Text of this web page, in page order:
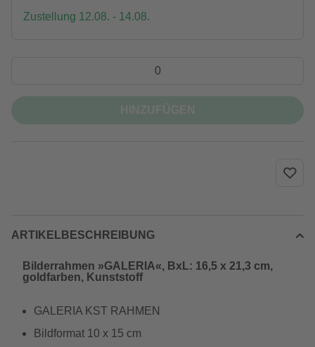
Zustellung 12.08. - 14.08.
ARTIKELBESCHREIBUNG
Bilderrahmen »GALERIA«, BxL: 16,5 x 21,3 cm,
goldfarben, Kunststoff
GALERIA KST RAHMEN
Bildformat 10 x 15 cm